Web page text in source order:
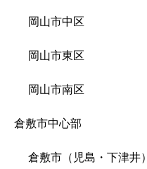
岡山市中区
岡山市東区
岡山市南区
倉敷市中心部
倉敷市（児島・下津井）